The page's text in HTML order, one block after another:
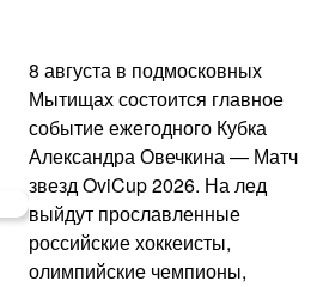
8 августа в подмосковных
Мытищах состоится главное
событие ежегодного Кубка
Александра Овечкина — Матч
звезд OviCup 2026. На лед
выйдут прославленные
российские хоккеисты,
олимпийские чемпионы,